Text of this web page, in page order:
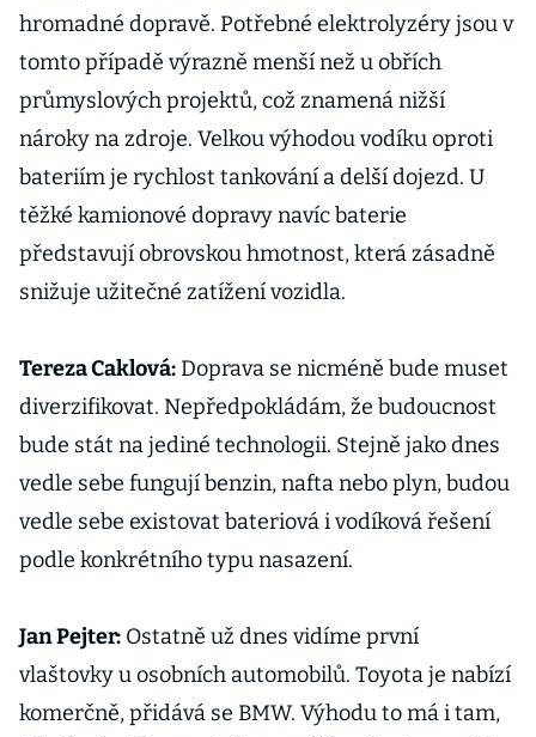
hromadné dopravě. Potřebné elektrolyzéry jsou v
tomto případě výrazně menší než u obřích
průmyslových projektů, což znamená nižší
nároky na zdroje. Velkou výhodou vodíku oproti
bateriím je rychlost tankování a delší dojezd. U
těžké kamionové dopravy navíc baterie
představují obrovskou hmotnost, která zásadně
snižuje užitečné zatížení vozidla.
Tereza Caklová:Doprava se nicméně bude muset
diverzifikovat. Nepředpokládám, že budoucnost
bude stát na jediné technologii. Stejně jako dnes
vedle sebe fungují benzin, nafta nebo plyn, budou
vedle sebe existovat bateriová i vodíková řešení
podle konkrétního typu nasazení.
Jan Pejter: Ostatně už dnes vidíme první
vlaštovky u osobních automobilů. Toyota je nabízí
komerčně, přidává se BMW. Výhodu to má i tam,